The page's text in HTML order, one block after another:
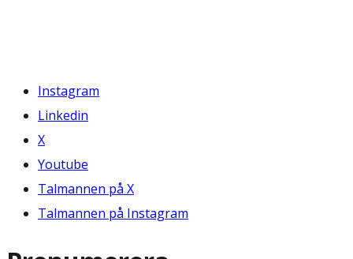
Instagram
Linkedin
X
Youtube
Talmannen på X
Talmannen på Instagram